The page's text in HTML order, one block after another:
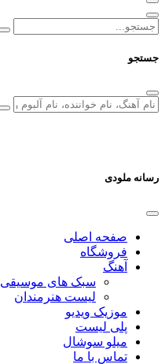
جستجو
رسانه ملودی
صفحه اصلی
فروشگاه
آهنگ
سبک های موسیقی
لیست هنرمندان
موزیک ویدیو
پلی لیست
میلو سوشال
تماس با ما